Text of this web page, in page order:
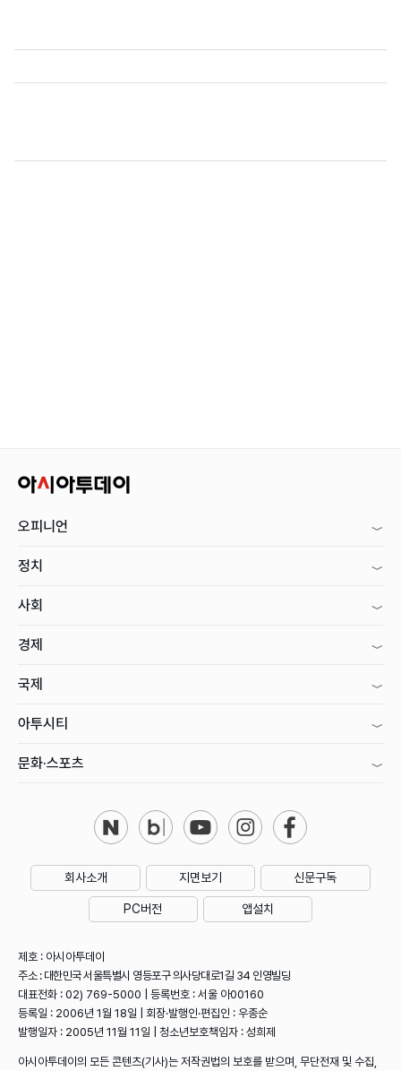
오피니언
정치
사회
경제
국제
아투시티
문화·스포츠
회사소개 지면보기 신문구독
PC버전 앱설치
제호 : 아시아투데이
주소 : 대한민국 서울특별시 영등포구 의사당대로1길 34 인영빌딩
대표전화 : 02) 769-5000 | 등록번호 : 서울 아00160
등록일 : 2006년 1월 18일 | 회장·발행인·편집인 : 우종순
발행일자 : 2005년 11월 11일 | 청소년보호책임자 : 성희제
아시아투데이의 모든 콘텐츠(기사)는 저작권법의 보호를 받으며, 무단전재 및 수집,